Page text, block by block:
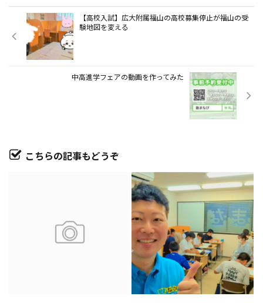
【高校入試】広大附属福山の高校募集停止が福山の受
験地図を変える
中高進学フェアの動画を作ってみた
こちらの記事もどうぞ